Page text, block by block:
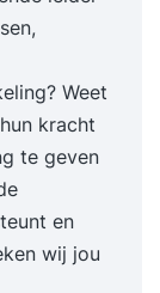
Alleen
en in kunt
op andere
om altijd
denken.
toe op
Weet
kracht
te geven
en
wij jou